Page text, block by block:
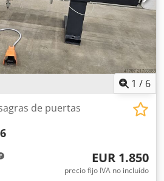
1 / 6
de puertas
EUR 1.850
precio fijo IVA no incluído